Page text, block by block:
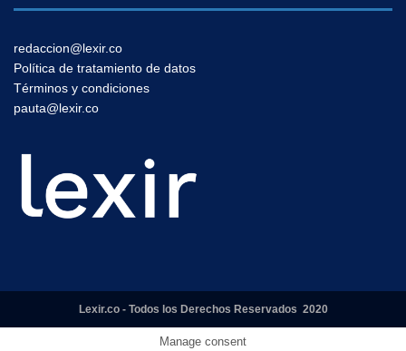
redaccion@lexir.co
Política de tratamiento de datos
Términos y condiciones
pauta@lexir.co
Lexir.co - Todos los Derechos Reservados 2020
Manage consent